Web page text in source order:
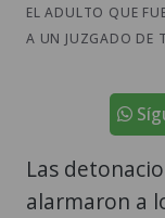
EL ADULTO QUE
A UN JUZGADO DE
Las
alarmaron a